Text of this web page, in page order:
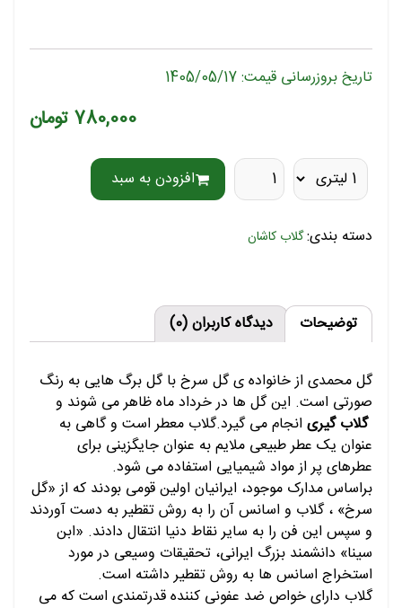
تاریخ بروزرسانی قیمت: 1405/05/17
780,000 تومان
افزودن به سبد
دسته بندی:گلاب کاشان
توضیحات دیدگاه کاربران (0)
گل محمدی از خانواده ی گل سرخ با گل برگ هایی به رنگ
صورتی است. این گل ها در خرداد ماه ظاهر می شوند و
گلاب گیری انجام می گیرد.گلاب معطر است و گاهی به
عنوان یک عطر طبیعی ملایم به عنوان جایگزینی برای
عطرهای پر از مواد شیمیایی استفاده می شود.
براساس مدارک موجود، ایرانیان اولین قومی بودند که از «گل
سرخ» ، گلاب و اسانس آن را به روش تقطیر به دست آوردند
و سپس این فن را به سایر نقاط دنیا انتقال دادند. «ابن
سینا» دانشمند بزرگ ایرانی، تحقیقات وسیعی در مورد
استخراج اسانس ها به روش تقطیر داشته است.
گلاب دارای خواص ضد عفونی کننده قدرتمندی است که می